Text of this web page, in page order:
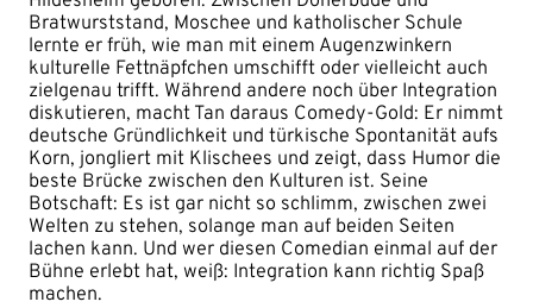
Bratwurststand, Moschee und katholischer Schule
lernte er früh, wie man mit einem Augenzwinkern
kulturelle Fettnäpfchen umschifft oder vielleicht auch
zielgenau trifft. Während andere noch über Integration
diskutieren, macht Tan daraus Comedy-Gold: Er nimmt
deutsche Gründlichkeit und türkische Spontanität aufs
Korn, jongliert mit Klischees und zeigt, dass Humor die
beste Brücke zwischen den Kulturen ist. Seine
Botschaft: Es ist gar nicht so schlimm, zwischen zwei
Welten zu stehen, solange man auf beiden Seiten
lachen kann. Und wer diesen Comedian einmal auf der
Bühne erlebt hat, weiß: Integration kann richtig Spaß
machen.